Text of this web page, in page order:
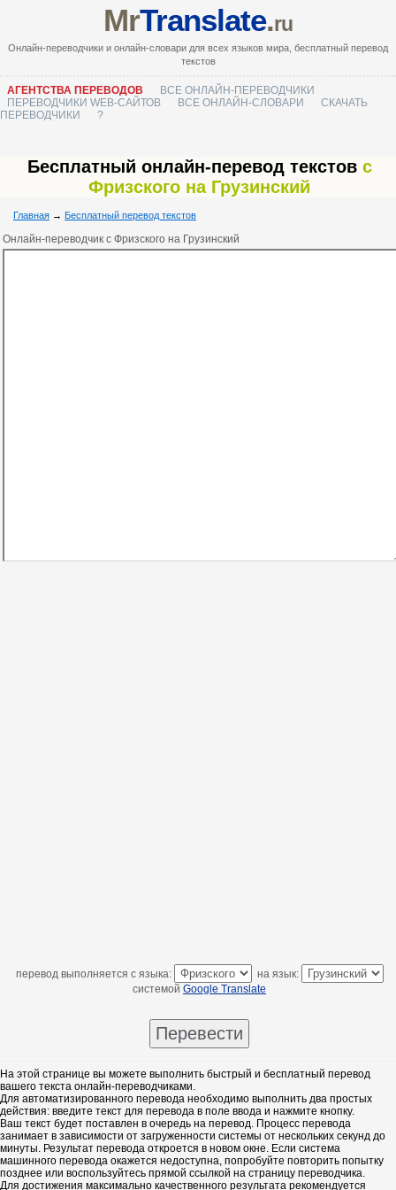
MrTranslate.ru
Онлайн-переводчики и онлайн-словари для всех языков мира, бесплатный перевод
текстов
АГЕНТСТВА ПЕРЕВОДОВ
ВСЕ ОНЛАЙН-ПЕРЕВОДЧИКИ
ПЕРЕВОДЧИКИ WEB-САЙТОВ
ВСЕ ОНЛАЙН-СЛОВАРИ
СКАЧАТЬ
ПЕРЕВОДЧИКИ
?
Бесплатный онлайн-перевод текстов с
Фризского на Грузинский
Главная → Бесплатный перевод текстов
Онлайн-переводчик с Фризского на Грузинский
перевод выполняется с языка:
на язык:
системой Google Translate
На этой странице вы можете выполнить быстрый и бесплатный перевод
вашего текста онлайн-переводчиками.
Для автоматизированного перевода необходимо выполнить два простых
действия: введите текст для перевода в поле ввода и нажмите кнопку.
Ваш текст будет поставлен в очередь на перевод. Процесс перевода
занимает в зависимости от загруженности системы от нескольких секунд до
минуты. Результат перевода откроется в новом окне. Если система
машинного перевода окажется недоступна, попробуйте повторить попытку
позднее или воспользуйтесь прямой ссылкой на страницу переводчика.
Для достижения максимально качественного результата рекомендуется